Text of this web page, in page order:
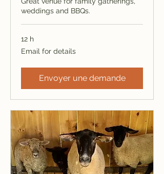
weddings and BBQs.
12 h
Email
for
Email for details
Envoyer une demande